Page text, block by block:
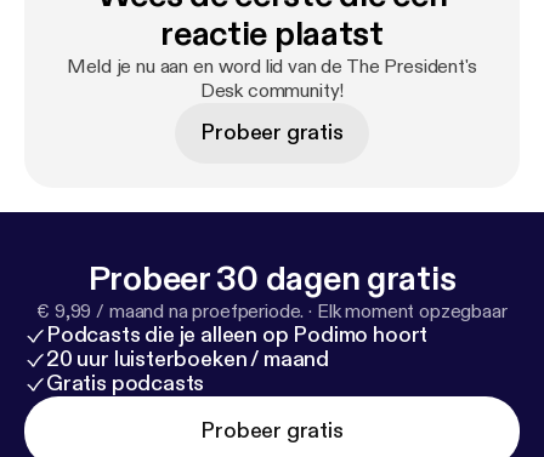
reactie plaatst
Meld je nu aan en word lid van de The President's
Desk community!
Probeer gratis
Probeer 30 dagen gratis
€ 9,99 / maand na proefperiode. · Elk moment opzegbaar
Podcasts die je alleen op Podimo hoort
20 uur luisterboeken / maand
Gratis podcasts
Probeer gratis